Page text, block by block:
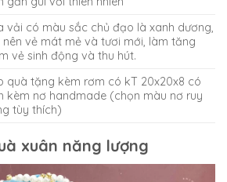
vải có màu sắc chủ đạo là xanh dương,
vẻ mát mẻ và tươi mới, làm tăng
vẻ sinh động và thu hút.
quà tặng kèm rơm có kT 20x20x8 có
kèm nơ handmade (chọn màu nơ ruy
tùy thích)
xuân năng lượng